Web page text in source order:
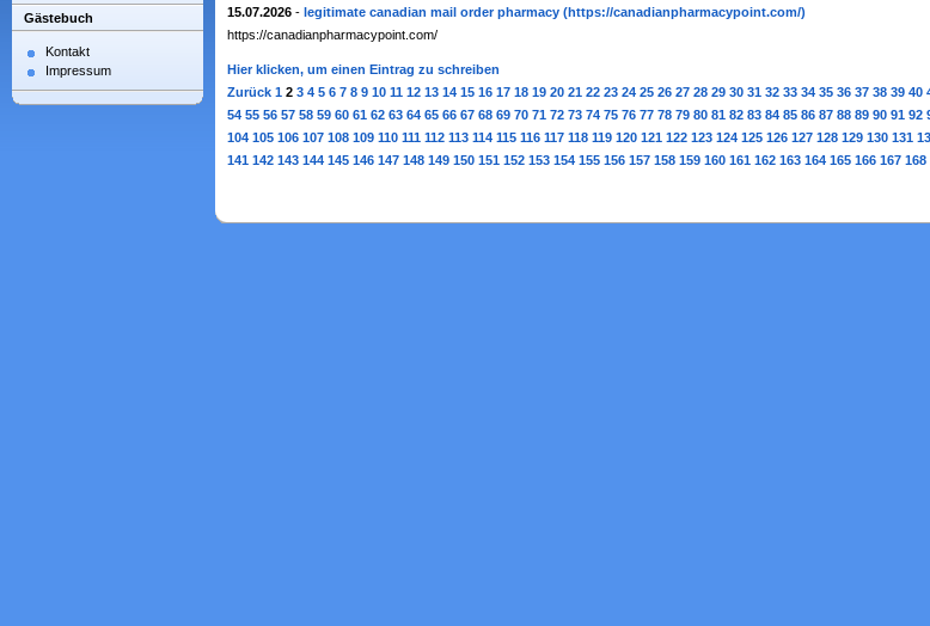
Gästebuch
Kontakt
Impressum
15.07.2026 - legitimate canadian mail order pharmacy (https://canadianpharmacypoint.com/)
https://canadianpharmacypoint.com/
Hier klicken, um einen Eintrag zu schreiben
Zurück 1 2 3 4 5 6 7 8 9 10 11 12 13 14 15 16 17 18 19 20 21 22 23 24 25 26 27 28 29 30 31 32 33 34 35 36 37 38 39 40
54 55 56 57 58 59 60 61 62 63 64 65 66 67 68 69 70 71 72 73 74 75 76 77 78 79 80 81 82 83 84 85 86 87 88 89 90 91 92
104 105 106 107 108 109 110 111 112 113 114 115 116 117 118 119 120 121 122 123 124 125 126 127 128 129 130 131
141 142 143 144 145 146 147 148 149 150 151 152 153 154 155 156 157 158 159 160 161 162 163 164 165 166 167 168